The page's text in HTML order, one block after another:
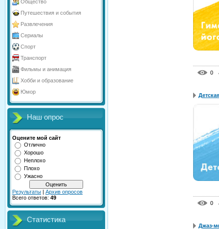
Общество
Путешествия и события
Развлечения
Сериалы
Спорт
Транспорт
Фильмы и анимация
Хобби и образование
Юмор
Наш опрос
Оцените мой сайт
Отлично
Хорошо
Неплохо
Плохо
Ужасно
Результаты | Архив опросов
Всего ответов: 49
Статистика
0
0
Джаз-